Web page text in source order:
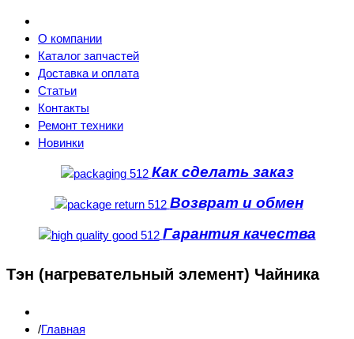
О компании
Каталог запчастей
Доставка и оплата
Статьи
Контакты
Ремонт техники
Новинки
Как сделать заказ
Возврат и обмен
Гарантия качества
Тэн (нагревательный элемент) Чайника
Главная